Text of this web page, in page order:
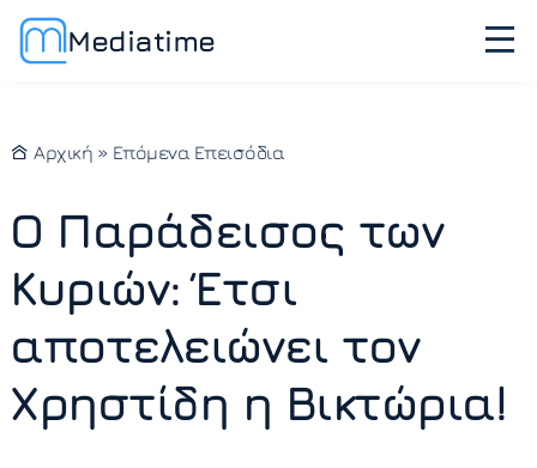
Mediatime
Αρχική » Επόμενα Επεισόδια
Ο Παράδεισος των
Κυριών: Έτσι
αποτελειώνει τον
Χρηστίδη η Βικτώρια!